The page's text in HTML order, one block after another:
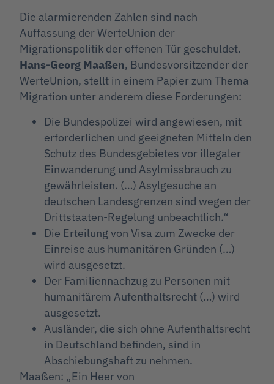
Die alarmierenden Zahlen sind nach
Auffassung der WerteUnion der
Migrationspolitik der offenen Tür geschuldet.
Hans-Georg Maaßen, Bundesvorsitzender der
WerteUnion, stellt in einem Papier zum Thema
Migration unter anderem diese Forderungen:
Die Bundespolizei wird angewiesen, mit
erforderlichen und geeigneten Mitteln den
Schutz des Bundesgebietes vor illegaler
Einwanderung und Asylmissbrauch zu
gewährleisten. (…) Asylgesuche an
deutschen Landesgrenzen sind wegen der
Drittstaaten-Regelung unbeachtlich.“
Die Erteilung von Visa zum Zwecke der
Einreise aus humanitären Gründen (…)
wird ausgesetzt.
Der Familiennachzug zu Personen mit
humanitärem Aufenthaltsrecht (…) wird
ausgesetzt.
Ausländer, die sich ohne Aufenthaltsrecht
in Deutschland befinden, sind in
Abschiebungshaft zu nehmen.
Maaßen: „Ein Heer von